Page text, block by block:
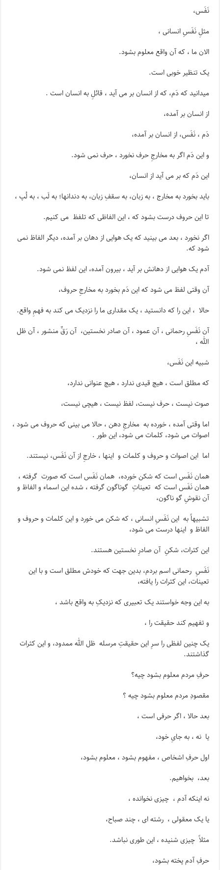
نَفَس،
مثلِ نَفَسِ انسانی ،
الان ما ، که آن واقع معلوم بشود.
یک تنظیر خوبی است‌.
میدانید که دَم، که از انسان بر می آید ، قائلِ به انسان است .
از انسان بر آمده،
دَم ، نَفَس، از انسان بر آمده،
و این دَم اگر به مخارجِ حرف نخورد ، حرف نمی شود.
این دَم که بر می آید از انسان،
باید بخورد به مخارج ، به زبان، به سقفِ زبان، به دندانها؛ به لَب ، به لُپ ،
تا این حروف درست بشود که ، این الفاظی که تلفظ می کنیم.
اگر نخورد ، بعد می بینید که یک هوایی از دهان بر آمده، دیگر الفاظ نمی
شود که.
آدم یک هوایی از دهانش بر آید ، بیرون آمده، این لفظ نمی شود.
آن وقتی لفظ می شود که این دَم بخورد به مخارجِ حروف،
حالا ، این را که دانستید ، یک مقداری ما را نزدیک می کند به فهمِ واقع.
آن نَفَسِ رحمانی ، آن عمود ، آن صادر نخستین، آن رَقِّ منشور ، آن ظل
الله ،
شبیه این نَفَس،
که مطلق است ، هیچ قیدی ندارد ، هیچ عنوانی ندارد،
صوت نیست ، حرف نیست، لفظ نیست ، هیچی نیست،
اما وقتی آمده ، خورده به مخارجِ دهن ، حالا می بینی که حروف می شود ،
اصوات می شود، کلمات می شود، این طور .
اما این اصوات و حروف و کلمات و اینها ، خارجِ از آن نَفَس، نیستند.
همان نَفَس است که شکن خورده، همان نَفَس است که صورت گرفته ،
همان نَفَس است که تعیناتِ گوناگون گرفته ، شده این اسماء و الفاظ و
آن نقوشِ گو ناگون،
تشبیهاً به این نَفَسِ انسانی ، که شکن می خورد و این کلمات و حروف و
الفاظ و اینها درست می شود،
این کثرات، شکنِ آن صادرِ نخستین هستند.
نَفَسِ رحمانی اسم بردم، بدین جهت که خودش مطلق است و با این
تعینات، این کثرات را یافته،
به این وجه خواستند یک تعبیری که نزدیکِ به واقع باشد ،
و تفهیم کند حقیقت را ،
یک چنین لفظی را سرِ این حقیقتِ مرسله ظل الله ممدود، و این کثرات
گذاشتند.
حرفِ مردم معلوم بشود چیه؟
مقصودِ مردم معلوم بشود چیه ؟
بعد حالا ، اگر حرفی است ،
یا نه ، به جایِ خود،
اول حرفِ اشخاص ، مفهوم بشود ، معلوم بشود،
بعد، بخواهیم.
نه اینکه آدم ، چیزی نخوانده ،
یا یک معقولی ، رشته ای ، چند صباح،
مثلاً چیزی شنیده ، این طوری نباشد.
حرفِ آدم پخته بشود،